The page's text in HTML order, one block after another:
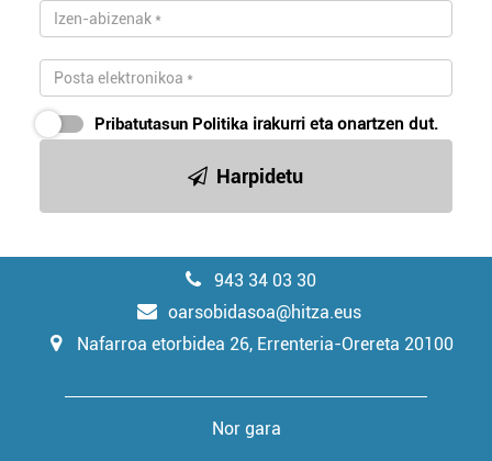
Pribatutasun Politika irakurri eta onartzen dut.
Harpidetu
943 34 03 30
oarsobidasoa@hitza.eus
Nafarroa etorbidea 26, Errenteria-Orereta 20100
Nor gara